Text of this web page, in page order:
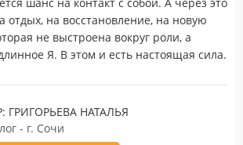
отдых, на восстановление, на новую
не выстроена вокруг роли, а
Я. В этом и есть настоящая сила.
ГРИГОРЬЕВА НАТАЛЬЯ
- г. Сочи